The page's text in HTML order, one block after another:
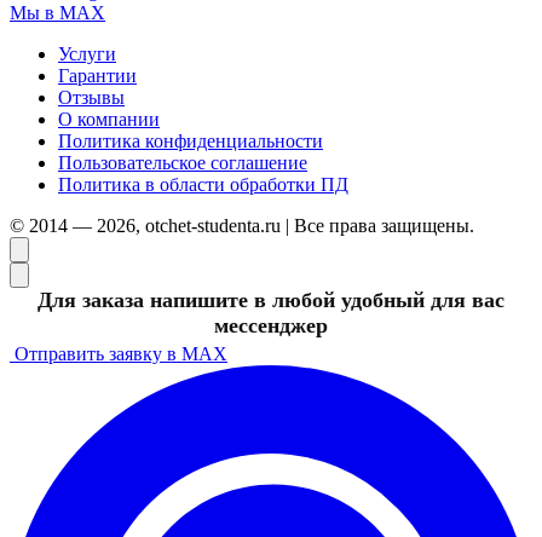
Мы в MAX
Услуги
Гарантии
Отзывы
О компании
Политика конфиденциальности
Пользовательское соглашение
Политика в области обработки ПД
© 2014 — 2026, otchet-studenta.ru | Все права защищены.
Для заказа напишите в любой удобный для вас
мессенджер
Отправить заявку в MAX